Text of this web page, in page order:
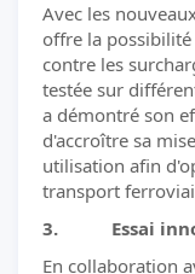
Avec les
offre la
contre les
testée sur
a démontré son
d'accroître sa
utilisation afin
transport
3. Essai
En collaboration